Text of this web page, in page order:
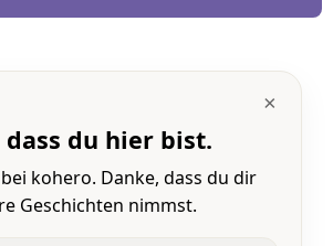
×
dass du hier bist.
kohero. Danke, dass du dir
Geschichten nimmst.